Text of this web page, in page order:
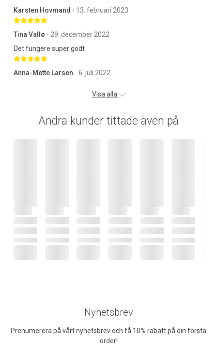
Karsten Hovmand - 13. februari 2023
Betygsatt 5 av 5 stjärnor
Tina Vallø - 29. december 2022
Det fungere super godt
Betygsatt 5 av 5 stjärnor
Anna-Mette Larsen - 6. juli 2022
Visa alla
Andra kunder tittade även på
Nyhetsbrev
Prenumerera på vårt nyhetsbrev och få 10% rabatt på din första
order!